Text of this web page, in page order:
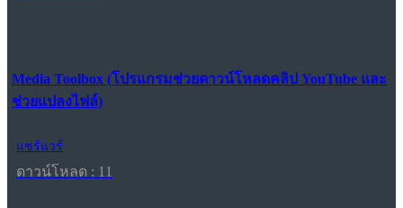
Media Toolbox (โปรแกรมช่วยดาวน์โหลดคลิป YouTube และ
ช่วยแปลงไฟล์)
แชร์แวร์
ดาวน์โหลด : 11